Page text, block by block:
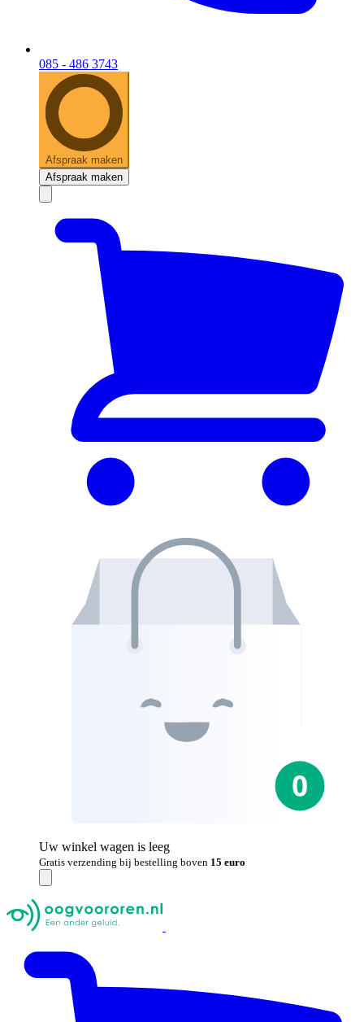
085 - 486 3743
Afspraak maken
Afspraak maken
Uw winkel wagen is leeg
Gratis verzending bij bestelling boven 15 euro